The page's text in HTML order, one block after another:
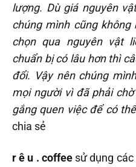
lượng. Dù giá nguyên
chúng mình cũng
chọn qua nguyên vật
chuẩn bị có lâu hơn thì
đổi. Vậy nên chúng
mọi người vì đã phải
gắng quen việc để có
chia sẻ
r ê u . coffeesử dụng các